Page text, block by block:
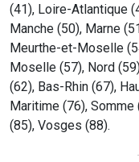
(41), Loire-Atlantique
Manche (50), Marne
Meurthe-et-Moselle
Moselle (57), Nord
(62), Bas-Rhin (67),
Maritime (76), Somme
(85), Vosges (88).